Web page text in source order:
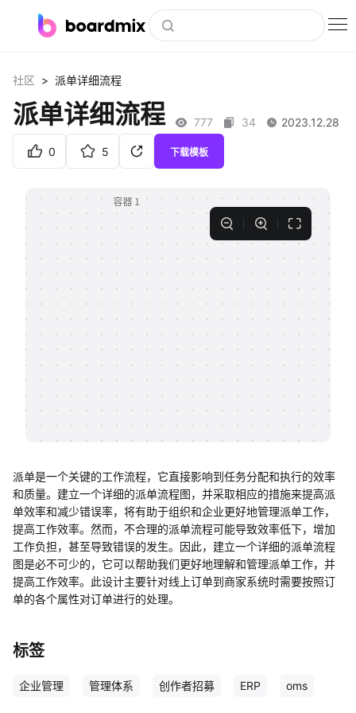
社区资源
企业服务
私有化部署
客户案例
支持
社区 > 派单详细流程
派单详细流程 777 34 2023.12.28
0 5 下载模板
派单是一个关键的工作流程，它直接影响到任务分配和执行的效率
和质量。建立一个详细的派单流程图，并采取相应的措施来提高派
单效率和减少错误率，将有助于组织和企业更好地管理派单工作，
提高工作效率。然而，不合理的派单流程可能导致效率低下，增加
工作负担，甚至导致错误的发生。因此，建立一个详细的派单流程
图是必不可少的，它可以帮助我们更好地理解和管理派单工作，并
提高工作效率。此设计主要针对线上订单到商家系统时需要按照订
单的各个属性对订单进行的处理。
标签
企业管理 管理体系 创作者招募 ERP oms